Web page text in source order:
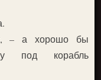
– а хорошо бы
под корабль